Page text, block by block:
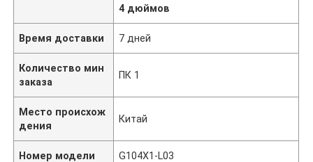
4 дюймов
Время доставки 7 дней
Количество мин
заказа
ПК 1
Место происхож
дения
Китай
Номер модели G104X1-L03